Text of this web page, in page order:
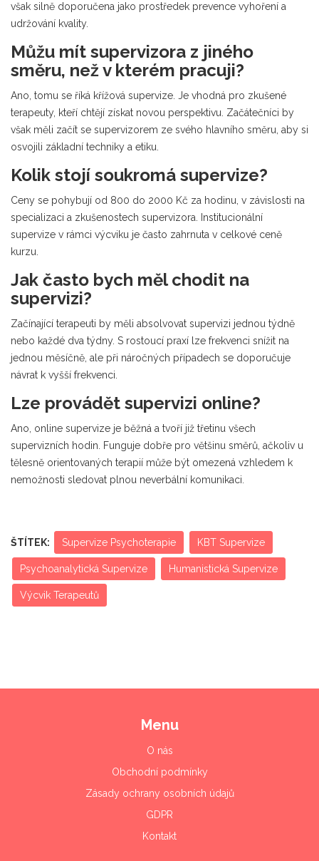
však silně doporučena jako prostředek prevence vyhoření a
udržování kvality.
Můžu mít supervizora z jiného
směru, než v kterém pracuji?
Ano, tomu se říká křížová supervize. Je vhodná pro zkušené
terapeuty, kteří chtějí získat novou perspektivu. Začátečníci by
však měli začít se supervizorem ze svého hlavního směru, aby si
osvojili základní techniky a etiku.
Kolik stojí soukromá supervize?
Ceny se pohybují od 800 do 2000 Kč za hodinu, v závislosti na
specializaci a zkušenostech supervizora. Institucionální
supervize v rámci výcviku je často zahrnuta v celkové ceně
kurzu.
Jak často bych měl chodit na
supervizi?
Začínající terapeuti by měli absolvovat supervizi jednou týdně
nebo každé dva týdny. S rostoucí praxí lze frekvenci snížit na
jednou měsíčně, ale při náročných případech se doporučuje
návrat k vyšší frekvenci.
Lze provádět supervizi online?
Ano, online supervize je běžná a tvoří již třetinu všech
supervizních hodin. Funguje dobře pro většinu směrů, ačkoliv u
tělesně orientovaných terapií může být omezená vzhledem k
nemožnosti sledovat plnou neverbální komunikaci.
ŠTÍTEK: Supervize Psychoterapie KBT Supervize
Psychoanalytická Supervize Humanistická Supervize
Výcvik Terapeutů
Menu
O nás
Obchodní podmínky
Zásady ochrany osobních údajů
GDPR
Kontakt